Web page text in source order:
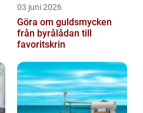
03 juni 2026
Göra om guldsmycken
från byrålådan till
favoritskrin